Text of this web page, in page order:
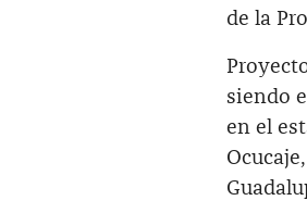
de la
siendo
en el